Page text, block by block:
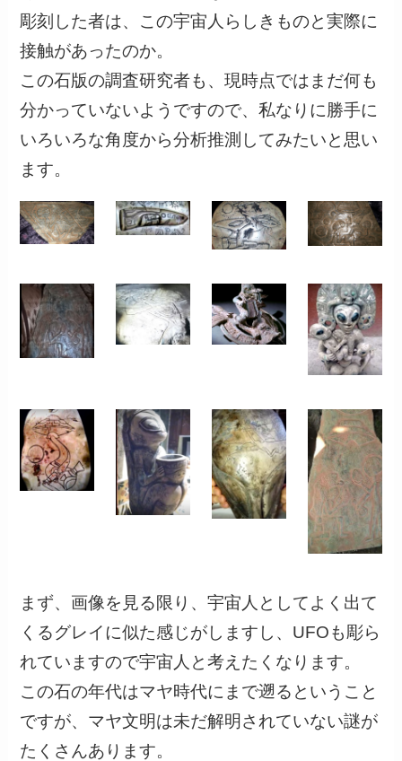
彫刻した者は、この宇宙人らしきものと実際に
接触があったのか。
この石版の調査研究者も、現時点ではまだ何も
分かっていないようですので、私なりに勝手に
いろいろな角度から分析推測してみたいと思い
ます。
まず、画像を見る限り、宇宙人としてよく出て
くるグレイに似た感じがしますし、UFOも彫ら
れていますので宇宙人と考えたくなります。
この石の年代はマヤ時代にまで遡るということ
ですが、マヤ文明は未だ解明されていない謎が
たくさんあります。